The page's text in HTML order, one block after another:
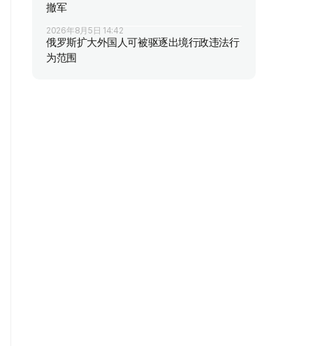
撤军
2026年8月5日 14:42
俄罗斯扩大外国人可被驱逐出境行政违法行
为范围